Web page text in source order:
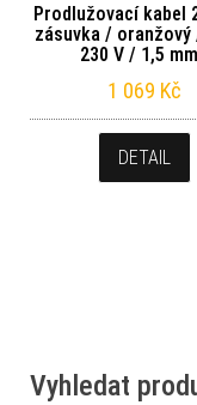
Prodlužovací kabel
zásuvka / oranžový
230 V / 1,5
1 069 Kč
DETAIL
Vyhledat